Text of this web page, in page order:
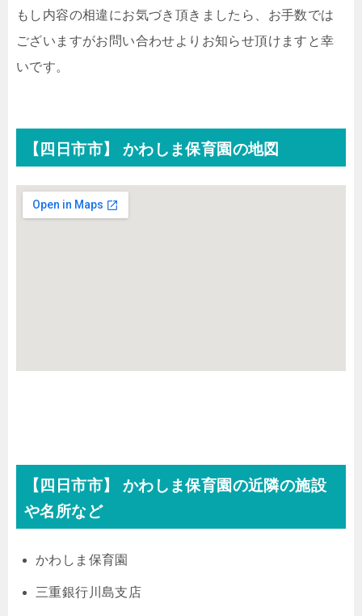
もし内容の相違にお気づき頂きましたら、お手数では
ございますがお問い合わせよりお知らせ頂けますと幸
いです。
【四日市市】 かわしま保育園の地図
【四日市市】 かわしま保育園の近隣の施設
や名所など
かわしま保育園
三重銀行川島支店